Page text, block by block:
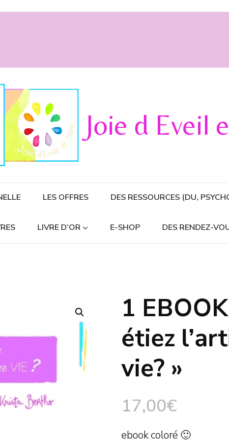
Joie d Eveil
LES OFFRES DES RESSOURCES (DU,
LIVRE D’OR E-SHOP DES RENDEZ-
1
étiez
vie? »
17,00€
ebook coloré 🙂